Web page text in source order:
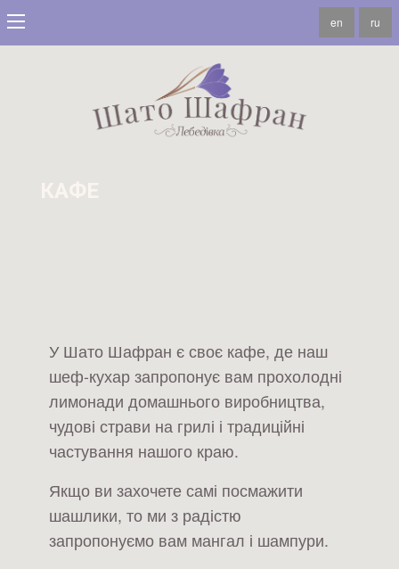
ru
en
У Шато Шафран є своє кафе, де наш
шеф-кухар запропонує вам прохолодні
лимонади домашнього виробництва,
чудові страви на грилі і традиційні
частування нашого краю.
Якщо ви захочете самі посмажити
шашлики, то ми з радістю
запропонуємо вам мангал і шампури.